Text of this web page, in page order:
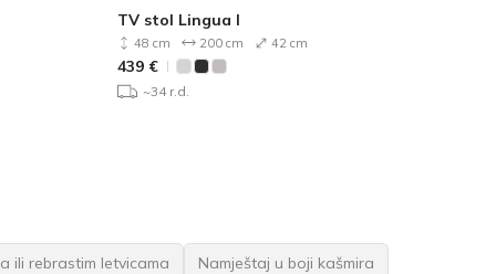
TV stol Lingua I
48 cm 200 cm 42 cm
439 €
~34 r.d.
ili rebrastim letvicama Namještaj u boji kašmira